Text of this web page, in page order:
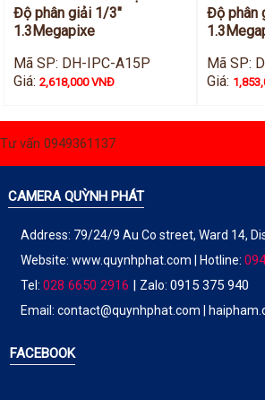
Độ phân giải 1/3"
1.3Megapixe
Mã SP: DH-IPC-A15P
Giá:2,618,000 VNĐ
Độ phân
Mã SP:
Giá:
Tư vấn 0949361137
CAMERA QUỲNH PHÁT
Address: 79/24/9 Au Co street, Ward 14,
Website: www.quynhphat.com | Hotline:
Tel: 028 6650 2916 | Zalo: 0915 375 940
Email: contact@quynhphat.com |
FACEBOOK